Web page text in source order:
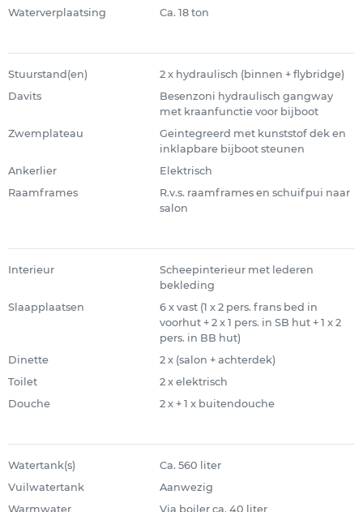
Waterverplaatsing
Ca. 18 ton
Stuurstand(en)
2 x hydraulisch (binnen + flybridge)
Davits
Besenzoni hydraulisch gangway
met kraanfunctie voor bijboot
Zwemplateau
Geintegreerd met kunststof dek en
inklapbare bijboot steunen
Ankerlier
Elektrisch
Raamframes
R.v.s. raamframes en schuifpui naar
salon
Interieur
Scheepinterieur met lederen
bekleding
Slaapplaatsen
6 x vast (1 x 2 pers. frans bed in
voorhut + 2 x 1 pers. in SB hut + 1 x 2
pers. in BB hut)
Dinette
2 x (salon + achterdek)
Toilet
2 x elektrisch
Douche
2 x + 1 x buitendouche
Watertank(s)
Ca. 560 liter
Vuilwatertank
Aanwezig
Warmwater
Via boiler ca. 40 liter